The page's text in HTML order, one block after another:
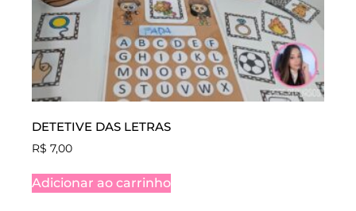
DETETIVE DAS LETRAS
R$ 7,00
Adicionar ao carrinho